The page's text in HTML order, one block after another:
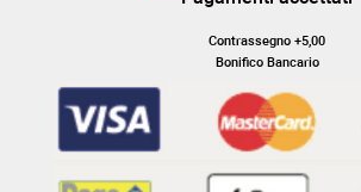
Contrassegno +5,00
Bonifico Bancario